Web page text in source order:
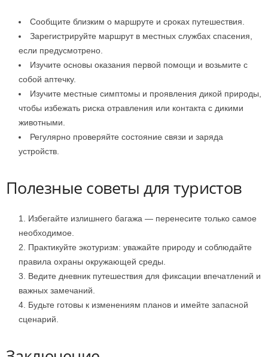
Сообщите близким о маршруте и сроках путешествия.
Зарегистрируйте маршрут в местных службах спасения,
если предусмотрено.
Изучите основы оказания первой помощи и возьмите с
собой аптечку.
Изучите местные симптомы и проявления дикой природы,
чтобы избежать риска отравления или контакта с дикими
животными.
Регулярно проверяйте состояние связи и заряда
устройств.
Полезные советы для туристов
Избегайте излишнего багажа — перенесите только самое
необходимое.
Практикуйте экотуризм: уважайте природу и соблюдайте
правила охраны окружающей среды.
Ведите дневник путешествия для фиксации впечатлений и
важных замечаний.
Будьте готовы к изменениям планов и имейте запасной
сценарий.